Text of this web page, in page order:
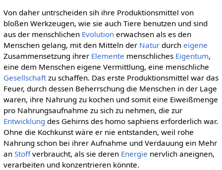
Von daher untrscheiden sih ihre Produktionsmittel von
bloßen Werkzeugen, wie sie auch Tiere benutzen und sind
aus der menschlichen Evolutionerwachsen als es den
Menschen gelang, mit den Mitteln der Naturdurch eigene
Zusammensetzung ihrer Elemente menschliches Eigentum,
eine dem Menschen eigene Vermittlung, eine menschliche
Gesellschaftzu schaffen. Das erste Produktionsmittel war das
Feuer, durch dessen Beherrschung die Menschen in der Lage
waren, ihre Nahrung zu kochen und somit eine Eiweißmenge
pro Nahrungsaufnahme zu sich zu nehmen, die zur
Entwicklung des Gehirns des homo saphiens erforderlich war.
Ohne die Kochkunst wäre er nie entstanden, weil rohe
Nahrung schon bei ihrer Aufnahme und Verdauung ein Mehr
an Stoffverbraucht, als sie deren Energie nervlich aneignen,
verarbeiten und konzentrieren könnte.